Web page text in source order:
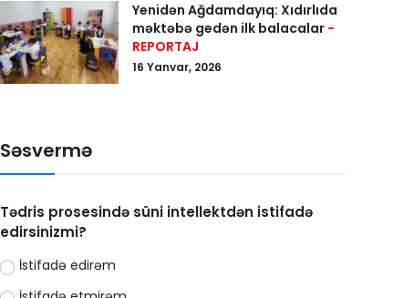
Yenidən Ağdamdayıq: Xıdırlıda
məktəbə gedən ilk balacalar -
REPORTAJ
16 Yanvar, 2026
Səsvermə
Tədris prosesində süni intellektdən istifadə
edirsinizmi?
İstifadə edirəm